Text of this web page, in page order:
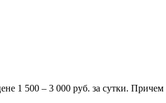
1 500 – 3 000 руб. за сутки.